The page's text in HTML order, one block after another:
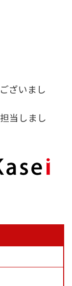
ざいまし
当しまし